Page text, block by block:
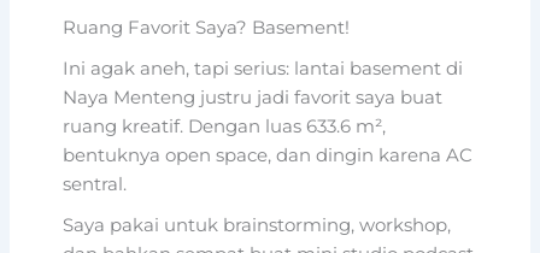
Ruang Favorit Saya? Basement!
Ini agak aneh, tapi serius: lantai basement di
Naya Menteng justru jadi favorit saya buat
ruang kreatif. Dengan luas 633.6 m²,
bentuknya open space, dan dingin karena AC
sentral.
Saya pakai untuk brainstorming, workshop,